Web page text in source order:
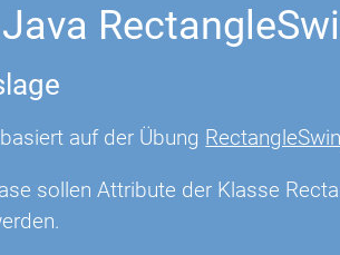
auf der Übung
sollen Attribute der Klasse